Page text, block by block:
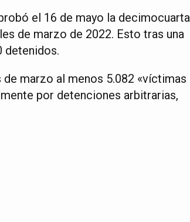
el 16 de mayo la decimocuarta
de marzo de 2022. Esto tras una
detenidos.
marzo al menos 5.082 «víctimas
por detenciones arbitrarias,